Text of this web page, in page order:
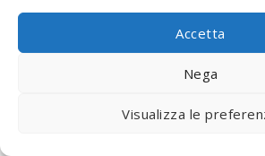
Accetta
Nega
Visualizza le